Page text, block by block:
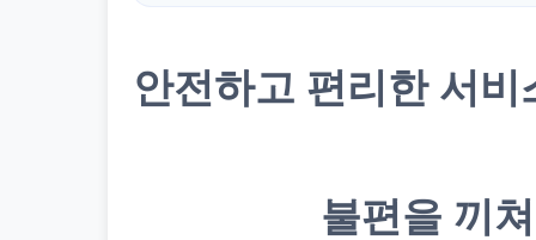
안전하고 편리한 서
불편을 끼